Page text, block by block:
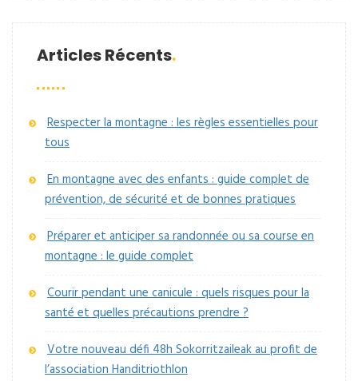
Articles Récents
Respecter la montagne : les règles essentielles pour
tous
En montagne avec des enfants : guide complet de
prévention, de sécurité et de bonnes pratiques
Préparer et anticiper sa randonnée ou sa course en
montagne : le guide complet
Courir pendant une canicule : quels risques pour la
santé et quelles précautions prendre ?
Votre nouveau défi 48h Sokorritzaileak au profit de
l’association Handitriothlon